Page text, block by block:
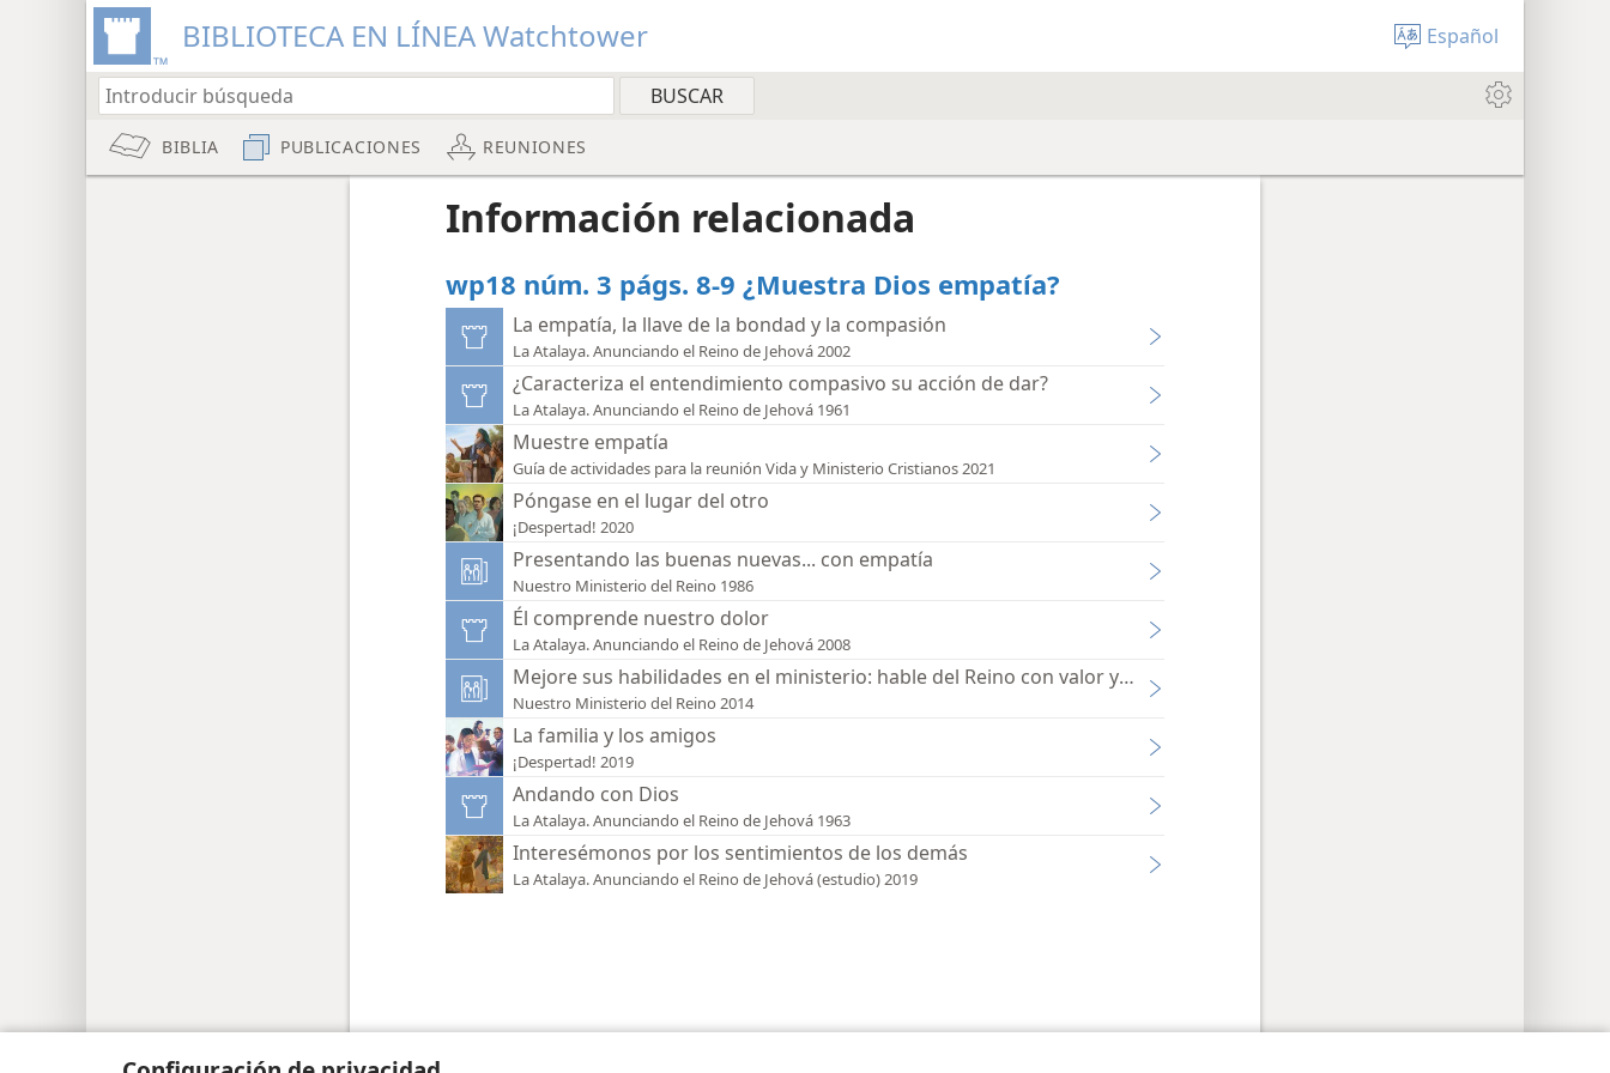
BIBLIOTECA EN LÍNEA Watchtower Español
BIBLIA PUBLICACIONES REUNIONES
Información relacionada
wp18 núm. 3 págs. 8-9 ¿Muestra Dios empatía?
La empatía, la llave de la bondad y la compasión
La Atalaya. Anunciando el Reino de Jehová 2002
¿Caracteriza el entendimiento compasivo su acción de dar?
La Atalaya. Anunciando el Reino de Jehová 1961
Muestre empatía
Guía de actividades para la reunión Vida y Ministerio Cristianos 2021
Póngase en el lugar del otro
¡Despertad! 2020
Presentando las buenas nuevas... con empatía
Nuestro Ministerio del Reino 1986
Él comprende nuestro dolor
La Atalaya. Anunciando el Reino de Jehová 2008
Mejore sus habilidades en el ministerio: hable del Reino con valor y convicción
Nuestro Ministerio del Reino 2014
La familia y los amigos
¡Despertad! 2019
Andando con Dios
La Atalaya. Anunciando el Reino de Jehová 1963
Interesémonos por los sentimientos de los demás
La Atalaya. Anunciando el Reino de Jehová (estudio) 2019